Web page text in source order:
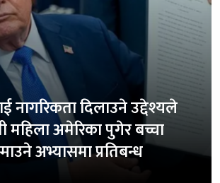
नागरिकता दिलाउने उद्देश्यले
महिला अमेरिका पुगेर बच्चा
अभ्यासमा प्रतिबन्ध